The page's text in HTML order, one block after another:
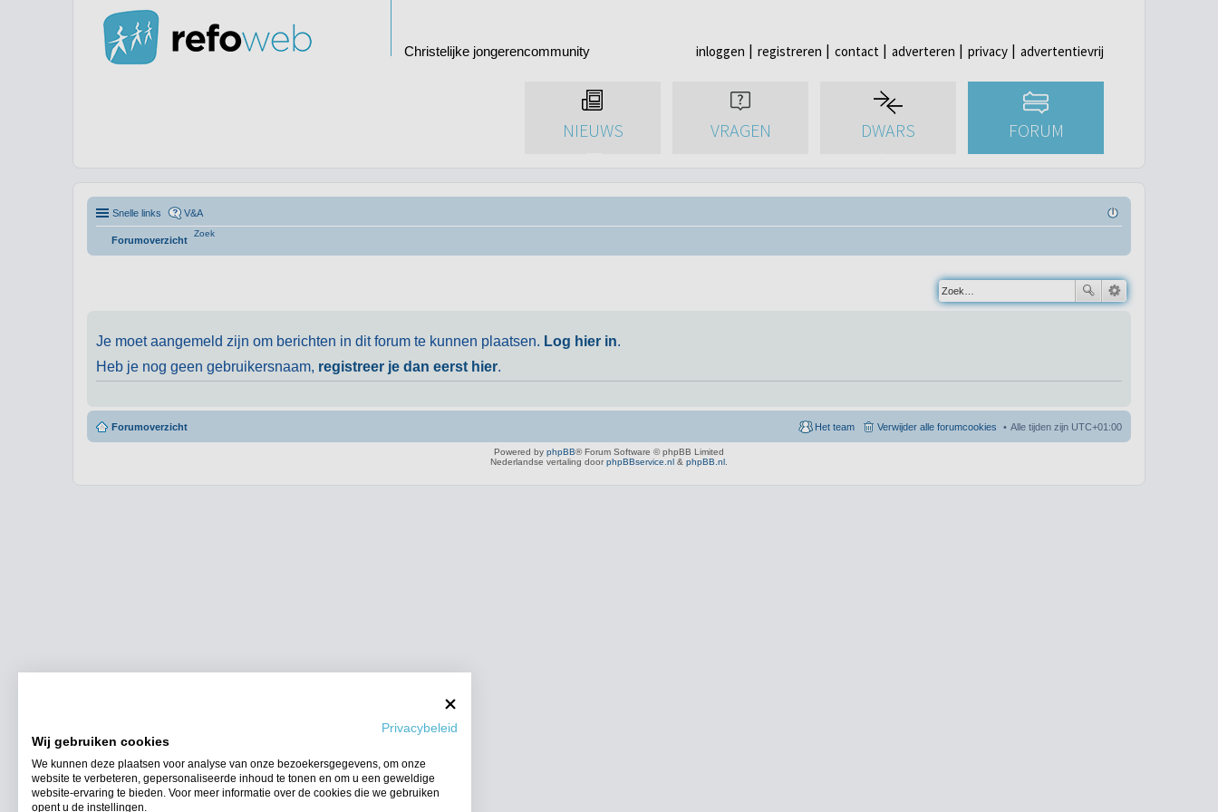
Christelijke jongerencommunity inloggen registreren contact adverteren privacy advertentievrij
NIEUWS VRAGEN DWARS FORUM
Snelle links V&A
Forumoverzicht
Zoek
Je moet aangemeld zijn om berichten in dit forum te kunnen plaatsen. Log hier in.
Heb je nog geen gebruikersnaam, registreer je dan eerst hier.
Forumoverzicht Alle tijden zijn UTC+01:00
Verwijder alle forumcookies
Het team
Powered by phpBB® Forum Software © phpBB Limited
Nederlandse vertaling door phpBBservice.nl & phpBB.nl
Privacybeleid
Wij gebruiken cookies
We kunnen deze plaatsen voor analyse van onze bezoekersgegevens, om onze
website te verbeteren, gepersonaliseerde inhoud te tonen en om u een geweldige
website-ervaring te bieden. Voor meer informatie over de cookies die we gebruiken
opent u de instellingen.